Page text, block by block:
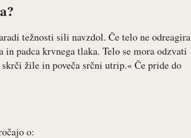
težnosti sili navzdol. Če telo ne odreagira
padca krvnega tlaka. Telo se mora odzvati
žile in poveča srčni utrip.« Če pride do
o: